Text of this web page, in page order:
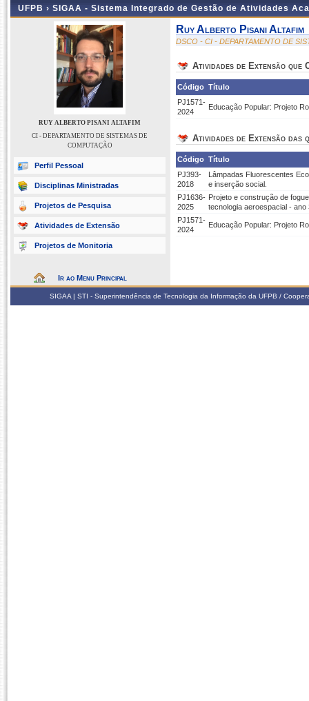
UFPB › SIGAA - Sistema Integrado de Gestão de Atividades
RUY ALBERTO PISANI ALTAFIM
CI - DEPARTAMENTO DE SISTEMAS DE
COMPUTAÇÃO
Perfil Pessoal
Disciplinas Ministradas
Projetos de Pesquisa
Atividades de Extensão
Projetos de Monitoria
Ir ao Menu Principal
Ruy Alberto Pisani Altafim
DSCO - CI - DEPARTAMENTO DE
Atividades de Extensão que
Código Título
PJ1571-
2024
Educação Popular: Projeto
Atividades de Extensão das
Código Título
PJ393-
2018
Lâmpadas Fluorescentes
e inserção social.
PJ1636-
2025
Projeto e construção de
tecnologia aeroespacial - ano
PJ1571-
2024
Educação Popular: Projeto
SIGAA | STI - Superintendência de Tecnologia da Informação da UFPB /